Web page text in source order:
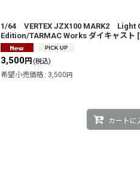
1/64 VERTEX JZX100 MARK2 Light
Edition/TARMAC Works ダイキャスト [
3,500円 (税込)
希望小売価格 : 3,500円
カートに